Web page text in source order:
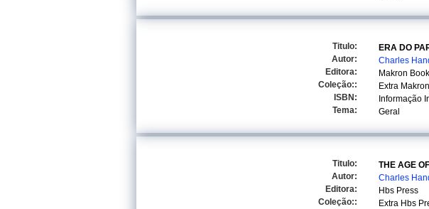
Titulo:
ERA DO
Autor:
Charles
Editora:
Makron
Coleção::
Extra
ISBN:
Informação
Tema:
Geral
Titulo:
THE AGE
Autor:
Charles
Editora:
Hbs Press
Coleção::
Extra Hbs